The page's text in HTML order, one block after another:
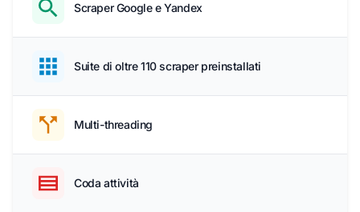
Scraper Google e Yandex
Suite di oltre 110 scraper preinstallati
Multi-threading
Coda attività